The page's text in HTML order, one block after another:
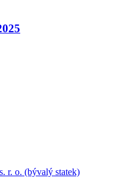
r. o. (bývalý statek)